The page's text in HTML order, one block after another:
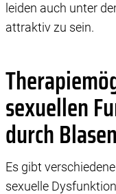
leiden auch unter
attraktiv zu sein.
sexuellen
durch
Es gibt
sexuelle